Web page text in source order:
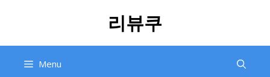
리뷰쿠
Menu